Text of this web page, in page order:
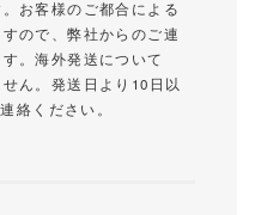
お客様のご都合による
ので、弊社からのご連
。海外発送について
ん。発送日より10日以
絡ください。